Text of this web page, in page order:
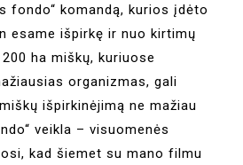
fondo“ komandą, kurios įdėto
esame išpirkę ir nuo kirtimų
ha miškų, kuriuose
organizmas, gali
išpirkinėjimą ne mažiau
veikla – visuomenės
kad šiemet su mano filmu